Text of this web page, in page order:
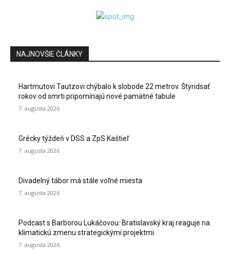
NAJNOVŠIE ČLÁNKY
Hartmutovi Tautzovi chýbalo k slobode 22 metrov. Štyridsať
rokov od smrti pripomínajú nové pamätné tabule
7. augusta 2026
Grécky týždeň v DSS a ZpS Kaštieľ
7. augusta 2026
Divadelný tábor má stále voľné miesta
7. augusta 2026
Podcast s Barborou Lukáčovou: Bratislavský kraj reaguje na
klimatickú zmenu strategickými projektmi.
7. augusta 2026